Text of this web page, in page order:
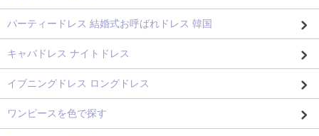
パーティードレス 結婚式お呼ばれドレス 韓国
キャバドレス ナイトドレス
イブニングドレス ロングドレス
ワンピースを色で探す